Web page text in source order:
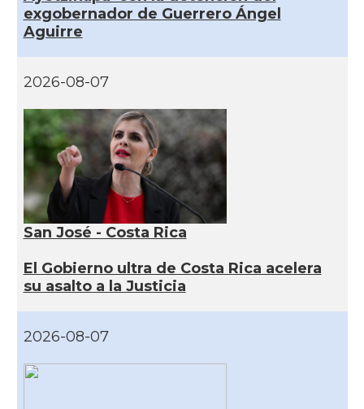
exgobernador de Guerrero Ángel
Aguirre
2026-08-07
San José - Costa Rica
El Gobierno ultra de Costa Rica acelera
su asalto a la Justicia
2026-08-07